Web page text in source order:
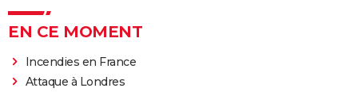
EN CE MOMENT
Incendies en France
Attaque à Londres